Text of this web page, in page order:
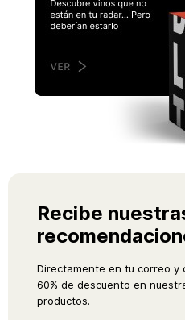
Recibe
Directamente en tu correo y
60% de descuento en
productos.